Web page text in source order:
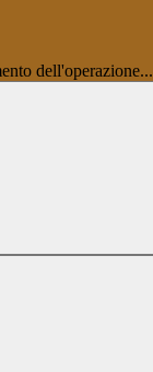
dell'operazione...